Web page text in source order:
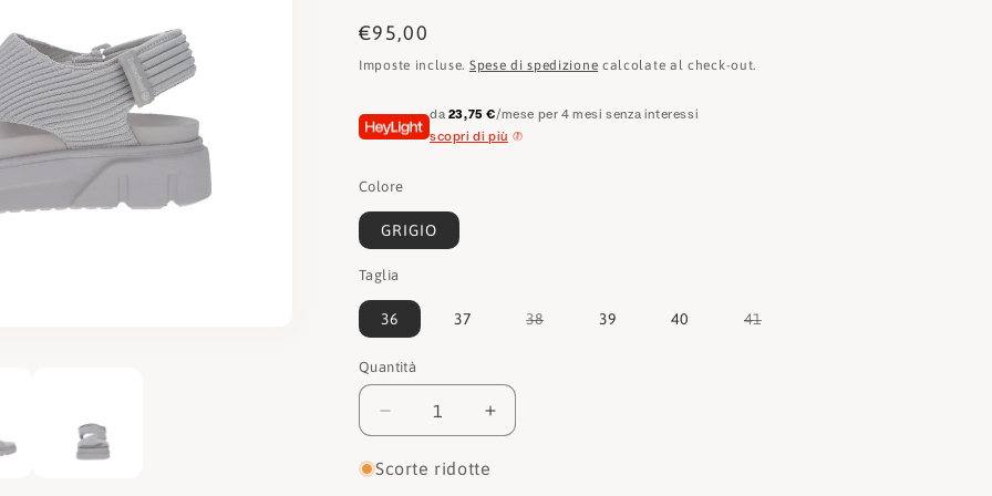
o
r
Prezzo
di
€95,00
Imposte incluse. Spese di spedizione calcolate al check-out.
da 23,75 €/mese per 4 mesi senza interessi
scopri di più
Colore
GRIGIO
Taglia
36 37 38Variante
39 40 41Variante
Quantità
Quantità
Diminuisci
quantità
per
Aumenta
quantità
per
Scorte ridotte